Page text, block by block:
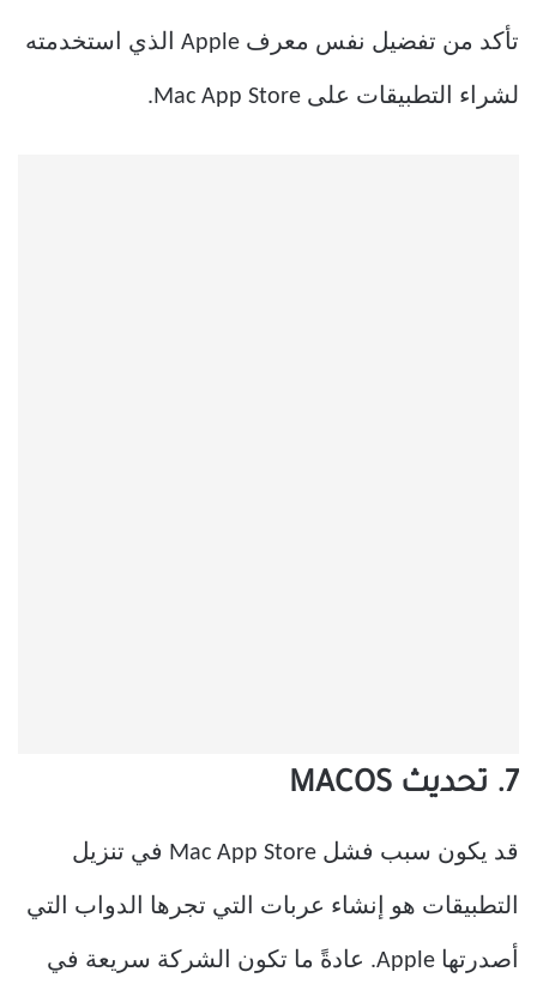
تأكد من تفضيل نفس معرف Apple الذي استخدمته
لشراء التطبيقات على Mac App Store.
7. تحديث MACOS
قد يكون سبب فشل Mac App Store في تنزيل
التطبيقات هو إنشاء عربات التي تجرها الدواب التي
أصدرتها Apple. عادةً ما تكون الشركة سريعة في